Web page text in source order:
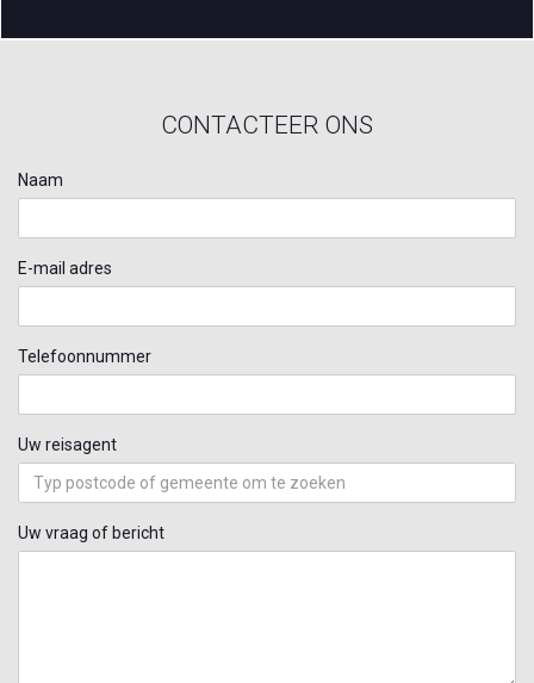
CONTACTEER ONS
Naam
E-mail adres
Telefoonnummer
Uw reisagent
Uw vraag of bericht